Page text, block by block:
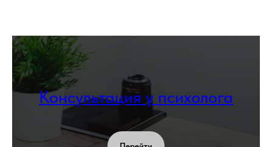
Консультация у психолога